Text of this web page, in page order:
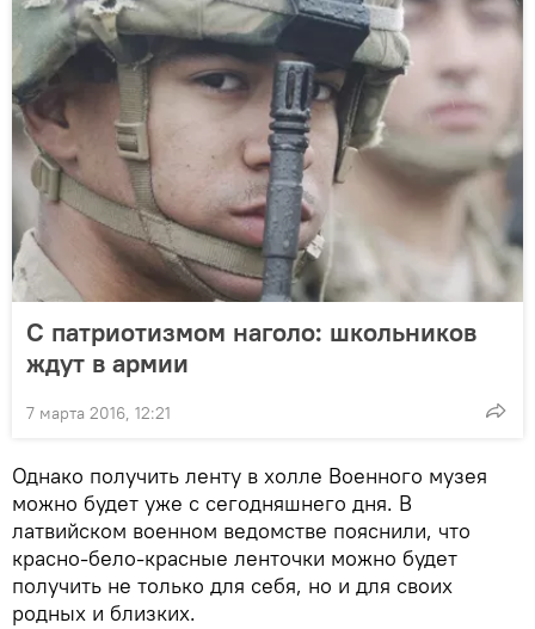
С патриотизмом наголо: школьников
ждут в армии
7 марта 2016, 12:21
Однако получить ленту в холле Военного музея
можно будет уже с сегодняшнего дня. В
латвийском военном ведомстве пояснили, что
красно-бело-красные ленточки можно будет
получить не только для себя, но и для своих
родных и близких.